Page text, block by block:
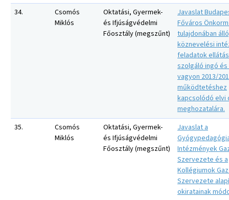
34.
Csomós
Miklós
Oktatási, Gyermek-
és Ifjúságvédelmi
Főosztály (megszűnt)
Javaslat
Főváros
tulajdonában
köznevelési
feladatok
szolgáló ingó
vagyon 2013/
működtetéshez
kapcsolódó elvi
meghozatalára.
35.
Csomós
Miklós
Oktatási, Gyermek-
és Ifjúságvédelmi
Főosztály (megszűnt)
Javaslat a
Intézmények
Szervezete és a
Kollégiumok
Szervezete
okiratainak